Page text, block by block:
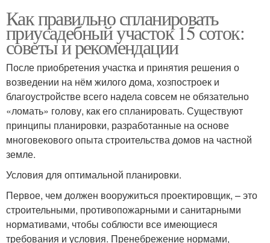
Как правильно спланировать
приусадебный участок 15 соток:
советы и рекомендации
После приобретения участка и принятия решения о
возведении на нём жилого дома, хозпостроек и
благоустройстве всего надела совсем не обязательно
«ломать» голову, как его спланировать. Существуют
принципы планировки, разработанные на основе
многовекового опыта строительства домов на частной
земле.
Условия для оптимальной планировки.
Первое, чем должен вооружиться проектировщик, – это
строительными, противопожарными и санитарными
нормативами, чтобы соблюсти все имеющиеся
требования и условия. Пренебрежение нормами,